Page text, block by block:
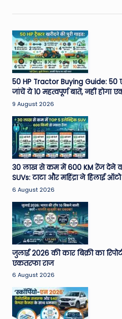
50 HP Tractor Buying Guide: 50
जांचें ये 10 महत्वपूर्ण बातें, नहीं
9 August 2026
30 लाख से कम में 600 KM रेंज देने
SUVs: टाटा और महिंद्रा ने हिलाई ऑटो
6 August 2026
जुलाई 2026 की कार बिक्री का
एकतरफा राज
6 August 2026